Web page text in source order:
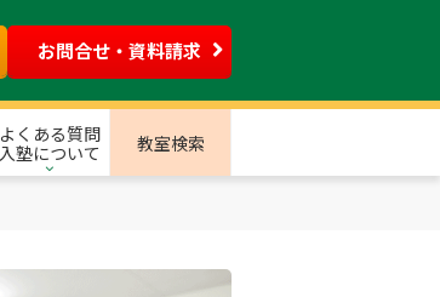
お問合せ・資料請求
よくある質問
入塾について
教室検索